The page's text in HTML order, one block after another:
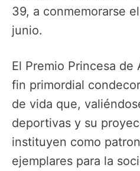
39, a conmemorarse
junio.
El Premio Princesa
fin primordial
de vida que,
deportivas y su
instituyen como
ejemplares para la